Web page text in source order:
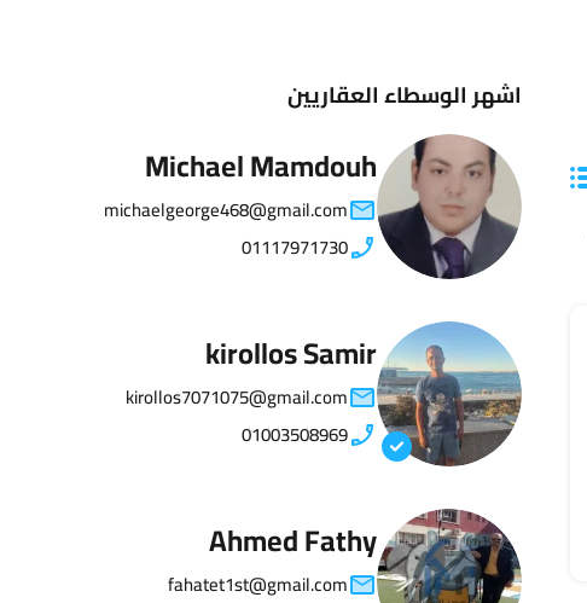
اشهر الوسطاء العقاريين
Michael Mamdouh
michaelgeorge468@gmail.com
01117971730
kirollos Samir
kirollos7071075@gmail.com
01003508969
Ahmed Fathy
fahatet1st@gmail.com